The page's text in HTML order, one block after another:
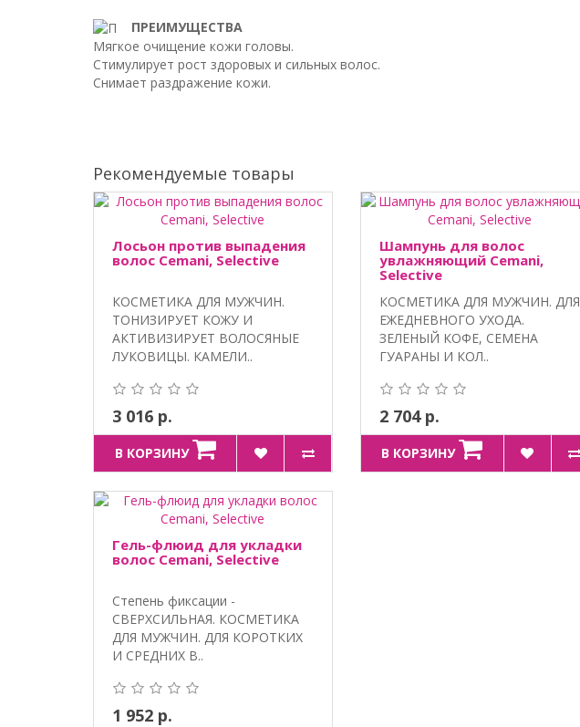
ПРЕИМУЩЕСТВА
Мягкое очищение кожи головы.
Стимулирует рост здоровых и сильных волос.
Снимает раздражение кожи.
Рекомендуемые товары
Лосьон против выпадения
волос Cemani, Selective
КОСМЕТИКА ДЛЯ МУЖЧИН.
ТОНИЗИРУЕТ КОЖУ И
АКТИВИЗИРУЕТ ВОЛОСЯНЫЕ
ЛУКОВИЦЫ. КАМЕЛИ..
3 016 р.
В КОРЗИНУ
Шампунь для волос
увлажняющий Cemani,
Selective
КОСМЕТИКА ДЛЯ МУЖЧИН. ДЛЯ
ЕЖЕДНЕВНОГО УХОДА.
ЗЕЛЕНЫЙ КОФЕ, СЕМЕНА
ГУАРАНЫ И КОЛ..
2 704 р.
В КОРЗИНУ
Гель-флюид для укладки
волос Cemani, Selective
Степень фиксации -
СВЕРХСИЛЬНАЯ. КОСМЕТИКА
ДЛЯ МУЖЧИН. ДЛЯ КОРОТКИХ
И СРЕДНИХ В..
1 952 р.